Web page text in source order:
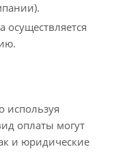
осуществляется
используя
оплаты могут
и юридические